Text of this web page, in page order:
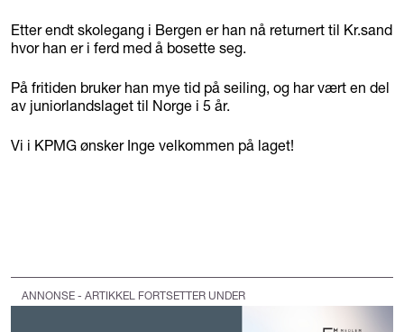
Etter endt skolegang i Bergen er han nå returnert til Kr.sand
hvor han er i ferd med å bosette seg.
På fritiden bruker han mye tid på seiling, og har vært en del
av juniorlandslaget til Norge i 5 år.
Vi i KPMG ønsker Inge velkommen på laget!
ANNONSE - ARTIKKEL FORTSETTER UNDER